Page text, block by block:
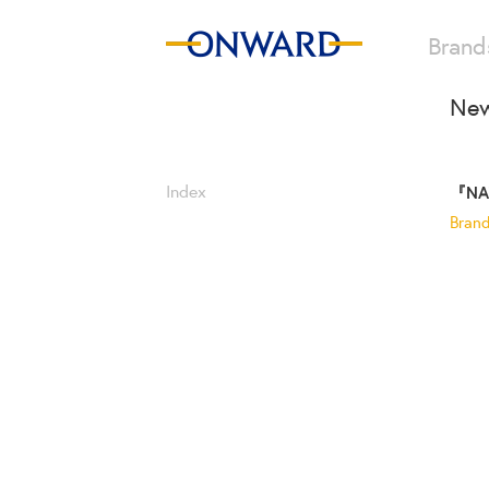
『
Brand
Index